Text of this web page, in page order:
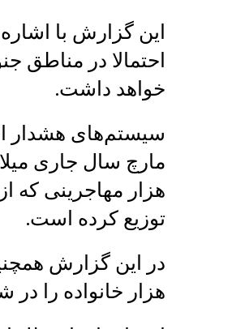
این گزارش با
احتمالا در مناطق
خواهد داشت.
سیستم‌های هشدار
هزار مهاجرینی که
توزیع کرده است.
در این گزارش
هزار خانواده را